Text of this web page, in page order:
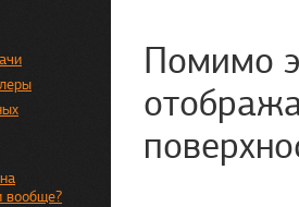
вообще?
Помимо